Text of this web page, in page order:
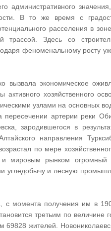
административного
В то же время с
расселения в
Здесь со
феноменальному росту
вызвала экономическое
хозяйственного
узлами на основных
артерии реки
зародившегося в
направления
по мере
и мировым рынком
угледобычу и лесную
с момента получения им в
третьим по величине
69828 жителей.